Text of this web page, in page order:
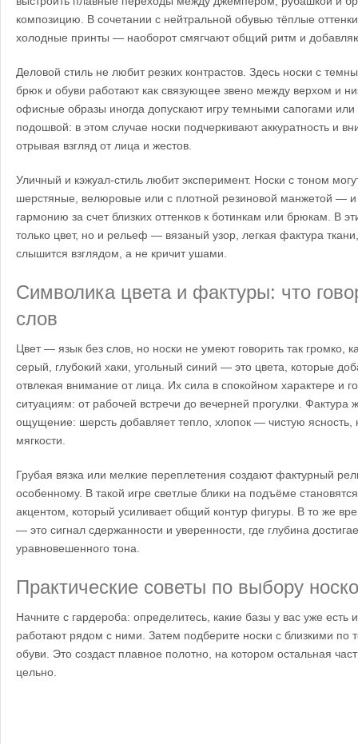
композицию. В сочетании с нейтральной обувью тёплые
холодные принты — наоборот смягчают общий ритм и
Деловой стиль не любит резких контрастов. Здесь носки с
брюк и обуви работают как связующее звено между верхом и
офисные образы иногда допускают игру темными сапогами
подошвой: в этом случае носки подчеркивают аккуратность и
отрывая взгляд от лица и жестов.
Уличный и кэжуал-стиль любит эксперимент. Носки с тоном
шерстяные, велюровые или с плотной резиновой манжетой — и
гармонию за счет близких оттенков к ботинкам или брюкам. В
только цвет, но и рельеф — вязаный узор, легкая фактура
слышится взглядом, а не кричит ушами.
Символика цвета и фактуры: что
слов
Цвет — язык без слов, но носки не умеют говорить так громко,
серый, глубокий хаки, угольный синий — это цвета, которые
отвлекая внимание от лица. Их сила в спокойном характере и
ситуациям: от рабочей встречи до вечерней прогулки. Фактура
ощущение: шерсть добавляет тепло, хлопок — чистую
мягкости.
Грубая вязка или мелкие переплетения создают фактурный
особенному. В такой игре светлые блики на подъёме
акцентом, который усиливает общий контур фигуры. В то же
— это сигнал сдержанности и уверенности, где глубина
уравновешенного тона.
Практические советы по выбору
Начните с гардероба: определитесь, какие базы у вас уже есть
работают рядом с ними. Затем подберите носки с близкими по
обуви. Это создаст плавное полотно, на котором остальная
цельно.